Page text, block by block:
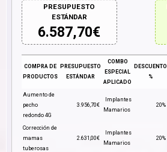
PRESUPUESTO
ESTÁNDAR
6.587,70€
COMPRA DE
PRODUCTOS
PRESUPUESTO
ESTÁNDAR
COMBO
ESPECIAL
APLICADO
DESCUENTO
%
Aumento de
pecho
redondo 4G
3.956,70€
Implantes
Mamarios
20%
Corrección de
mamas
tuberosas
2.631,00€
Implantes
Mamarios
20%